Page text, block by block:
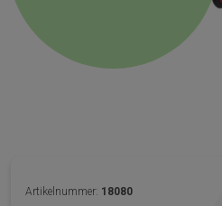
Artikelnummer: 18080